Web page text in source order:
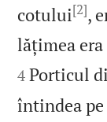
cotului[2],
lățimea era
4 Porticul
întindea pe